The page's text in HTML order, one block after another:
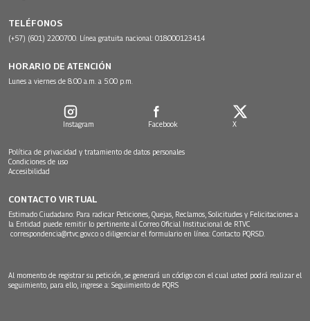
TELÉFONOS
(+57) (601) 2200700. Línea gratuita nacional: 018000123414
HORARIO DE ATENCIÓN
Lunes a viernes de 8:00 a.m. a 5:00 p.m.
Instagram Facebook X
Política de privacidad y tratamiento de datos personales
Condiciones de uso
Accesibilidad
CONTACTO VIRTUAL
Estimado Ciudadano: Para radicar Peticiones, Quejas, Reclamos, Solicitudes y Felicitaciones a
la Entidad puede remitir lo pertinente al Correo Oficial Institucional de RTVC
correspondencia@rtvc.gov.co o diligenciar el formulario en línea: Contacto PQRSD.
Al momento de registrar su petición, se generará un código con el cual usted podrá realizar el
seguimiento, para ello, ingrese a: Seguimiento de PQRS